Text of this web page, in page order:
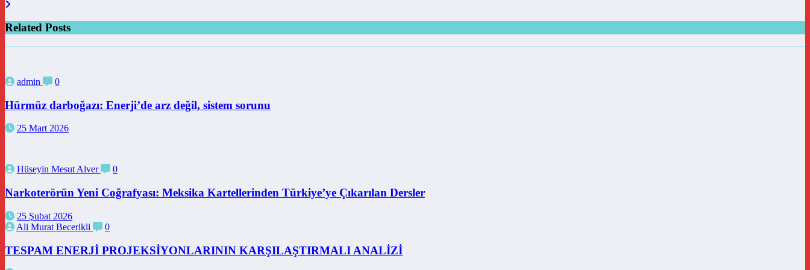
Related Posts
admin 0
Hürmüz darboğazı: Enerji’de arz değil, sistem sorunu
25 Mart 2026
Hüseyin Mesut Alver 0
Narkoterörün Yeni Coğrafyası: Meksika Kartellerinden Türkiye’ye Çıkarılan Dersler
25 Şubat 2026
Ali Murat Becerikli
0
TESPAM ENERJİ PROJEKSİYONLARININ KARŞILAŞTIRMALI ANALİZİ